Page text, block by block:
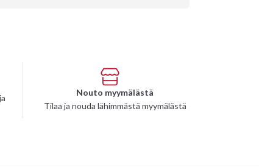
Nouto myymälästä
Tilaa ja nouda lähimmästä myymälästä